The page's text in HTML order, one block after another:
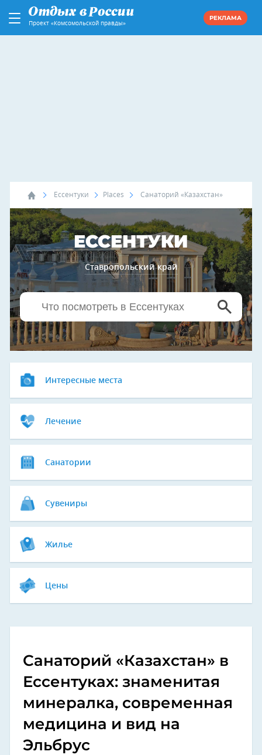
Проект «Комсомольской правды»
РЕКЛАМА
Ессентуки Places Санаторий «Казахстан»
ЕССЕНТУКИ
Ставропольский край
Интересные места
Лечение
Санатории
Сувениры
Жилье
Цены
Санаторий «Казахстан» в
Ессентуках: знаменитая
минералка, современная
медицина и вид на
Эльбрус